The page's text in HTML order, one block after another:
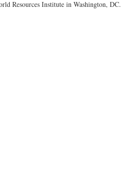
Resources Institute in Washington, DC.